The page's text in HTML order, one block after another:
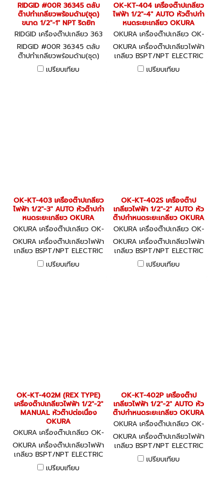
RIDGID #00R 36345 ตลับ
ต๊าปทำเกลียวพร้อมด้าม(ชุด)
ขนาด 1/2"-1" NPT ริดยิท
RIDGID เครื่องต๊าปเกลียว 363
45
RIDGID #00R 36345 ตลับ
ต๊าปทำเกลียวพร้อมด้าม(ชุด)
ขนาด 1/2"-1" NPT ริดยิท
เปรียบเทียบ
OK-KT-404 เครื่องต๊าปเกลียว
ไฟฟ้า 1/2"-4" AUTO หัวต๊าปกำ
หนดระยะเกลียว OKURA
OKURA เครื่องต๊าปเกลียว OK-
KT-404
OKURA เครื่องต๊าปเกลียวไฟฟ้า
เกลียว BSPT/NPT ELECTRIC
THREADING MACHINE อะไหล่
พร้อม
เปรียบเทียบ
OK-KT-403 เครื่องต๊าปเกลียว
ไฟฟ้า 1/2"-3" AUTO หัวต๊าปกำ
หนดระยะเกลียว OKURA
OKURA เครื่องต๊าปเกลียว OK-
KT-403
OKURA เครื่องต๊าปเกลียวไฟฟ้า
เกลียว BSPT/NPT ELECTRIC
THREADING MACHINE อะไหล่
พร้อม
เปรียบเทียบ
OK-KT-402S เครื่องต๊าป
เกลียวไฟฟ้า 1/2"-2" AUTO หัว
ต๊าปกำหนดระยะเกลียว OKURA
OKURA เครื่องต๊าปเกลียว OK-
KT-402S
OKURA เครื่องต๊าปเกลียวไฟฟ้า
เกลียว BSPT/NPT ELECTRIC
THREADING MACHINE อะไหล่
พร้อม
เปรียบเทียบ
OK-KT-402M (REX TYPE)
เครื่องต๊าปเกลียวไฟฟ้า 1/2"-2"
MANUAL หัวต๊าปต่อเนื่อง
OKURA
OKURA เครื่องต๊าปเกลียว OK-
KT-402M (REX TYPE)
OKURA เครื่องต๊าปเกลียวไฟฟ้า
เกลียว BSPT/NPT ELECTRIC
THREADING MACHINE อะไหล่
พร้อม
เปรียบเทียบ
OK-KT-402P เครื่องต๊าป
เกลียวไฟฟ้า 1/2"-2" AUTO หัว
ต๊าปกำหนดระยะเกลียว OKURA
OKURA เครื่องต๊าปเกลียว OK-
KT-402P
OKURA เครื่องต๊าปเกลียวไฟฟ้า
เกลียว BSPT/NPT ELECTRIC
THREADING MACHINE อะไหล่
พร้อม
เปรียบเทียบ